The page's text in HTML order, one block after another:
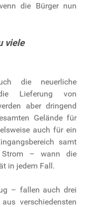
die Bürger nun
viele
die neuerliche
Lieferung von
aber dringend
Gelände für
auch für ein
samt
Strom – wann die
in jedem Fall.
– fallen auch drei
verschiedensten